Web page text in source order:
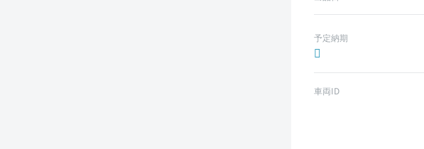
予定納期
車両ID